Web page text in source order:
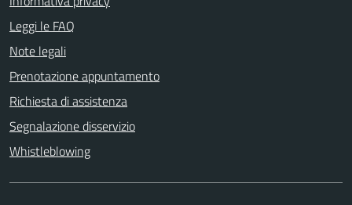
Leggi le FAQ
Note legali
Prenotazione appuntamento
Richiesta di assistenza
Segnalazione disservizio
Whistleblowing